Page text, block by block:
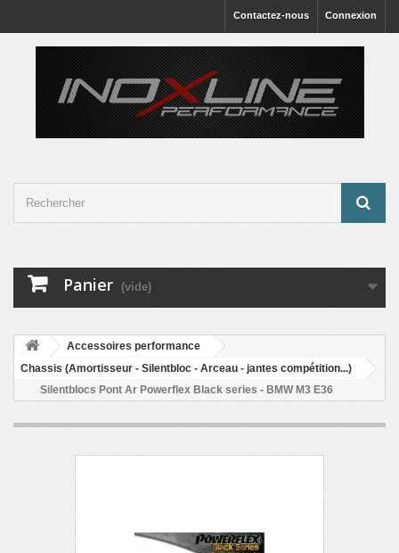
Connexion
Contactez-nous
Panier (vide)
Accessoires performance
Chassis (Amortisseur - Silentbloc - Arceau - jantes compétition...)
Silentblocs Pont Ar Powerflex Black series - BMW M3 E36